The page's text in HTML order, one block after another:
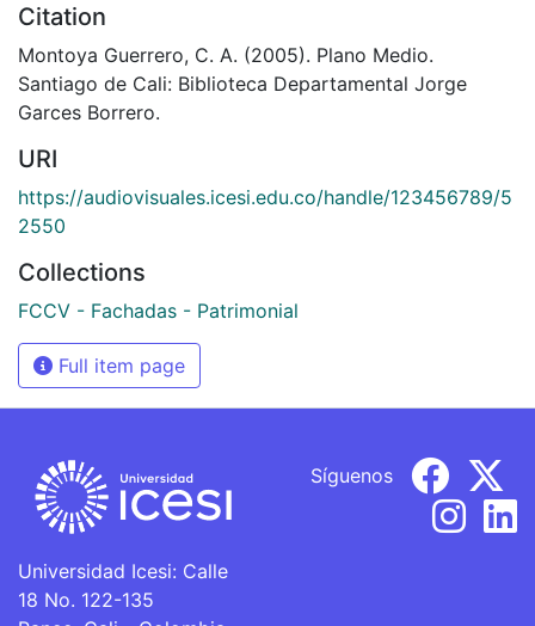
Citation
Montoya Guerrero, C. A. (2005). Plano Medio.
Santiago de Cali: Biblioteca Departamental Jorge
Garces Borrero.
URI
https://audiovisuales.icesi.edu.co/handle/123456789/5
2550
Collections
FCCV - Fachadas - Patrimonial
Full item page
Universidad Icesi: Calle
18 No. 122-135
Síguenos